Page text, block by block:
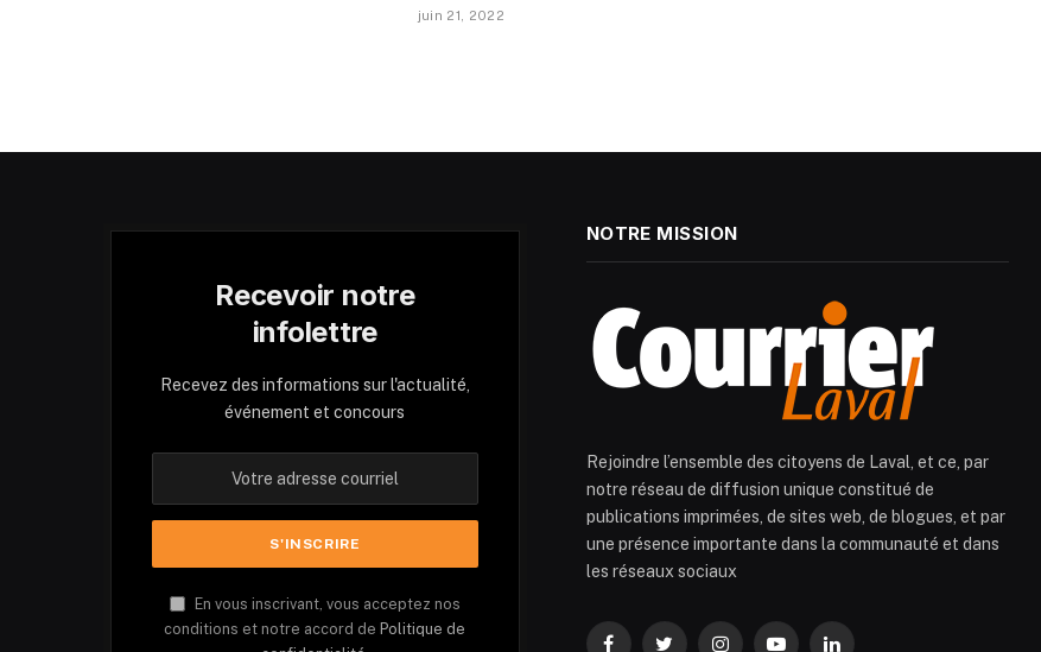
juin 21, 2022
Recevoir notre
infolettre
Recevez des informations sur l'actualité,
événement et concours
En vous inscrivant, vous acceptez nos
conditions et notre accord de Politique de
NOTRE MISSION
Rejoindre l’ensemble des citoyens de Laval, et ce, par
notre réseau de diffusion unique constitué de
publications imprimées, de sites web, de blogues, et par
une présence importante dans la communauté et dans
les réseaux sociaux